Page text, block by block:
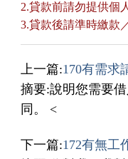
2.貸款前請勿提供個
3.貸款後請準時繳款
上一篇:170有需求
摘要:說明您需要
同。 <
下一篇:172有無工